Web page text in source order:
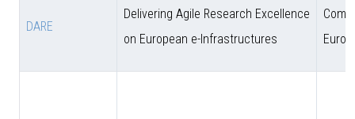
DARE
Delivering Agile Research Excellence
on European e-Infrastructures